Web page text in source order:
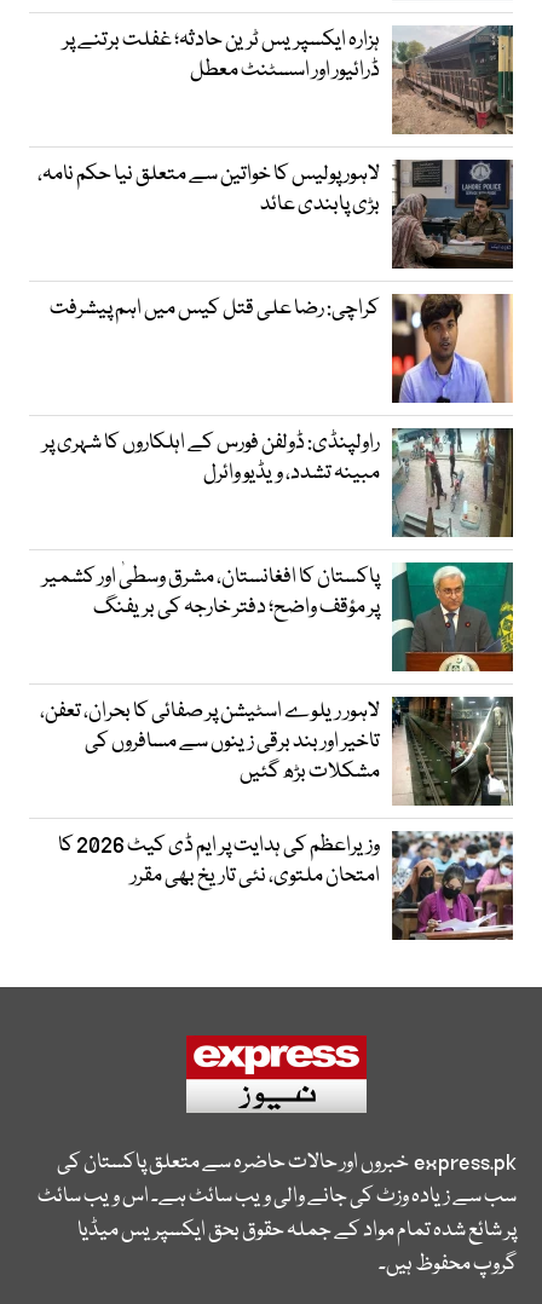
ہزارہ ایکسپریس ٹرین حادثہ؛ غفلت برتنے پر
ڈرائیور اور اسسٹنٹ معطل
لاہور پولیس کا خواتین سے متعلق نیا حکم نامہ،
بڑی پابندی عائد
کراچی: رضا علی قتل کیس میں اہم پیشرفت
راولپنڈی: ڈولفن فورس کے اہلکاروں کا شہری پر
مبینہ تشدد، ویڈیو وائرل
پاکستان کا افغانستان، مشرق وسطیٰ اور کشمیر
پر مؤقف واضح؛ دفتر خارجہ کی بریفنگ
لاہور ریلوے اسٹیشن پر صفائی کا بحران، تعفن،
تاخیر اور بند برقی زینوں سے مسافروں کی
مشکلات بڑھ گئیں
وزیراعظم کی ہدایت پر ایم ڈی کیٹ 2026 کا
امتحان ملتوی، نئی تاریخ بھی مقرر
express.pkخبروں اور حالات حاضرہ سے متعلق پاکستان کی
سب سے زیادہ وزٹ کی جانے والی ویب سائٹ ہے۔ اس ویب سائٹ
پر شائع شدہ تمام مواد کے جملہ حقوق بحق ایکسپریس میڈیا
گروپ محفوظ ہیں۔